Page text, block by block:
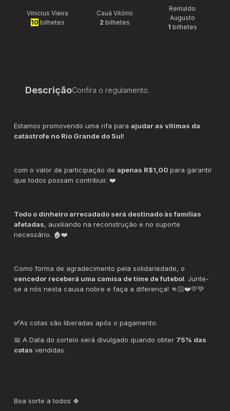
Vinicius Vieira
10 bilhetes
Cauã Vitório
2 bilhetes
Reinaldo
Augusto
1 bilhetes
DescriçãoConfira o regulamento.
Estamos promovendo uma rifa paraajudar as vítimas da
catástrofe no Rio Grande do Sul!
com o valor de participação deapenas R$1,00para garantir
que todos possam contribuir. ❤️
Todo o dinheiro arrecadado será destinado às famílias
afetadas, auxiliando na reconstrução e no suporte
necessário. 🏚️❤️
Como forma de agradecimento pela solidariedade, o
vencedor receberá uma camisa de time de futebol. Junte-
se a nós nesta causa nobre e faça a diferença! 👊🏻❤️💛💚
✅As cotas são liberadas após o pagamento.
📅 A Data do sorteio será divulgado quando obter 75% das
cotas vendidas.
Boa sorte a todos 🍀